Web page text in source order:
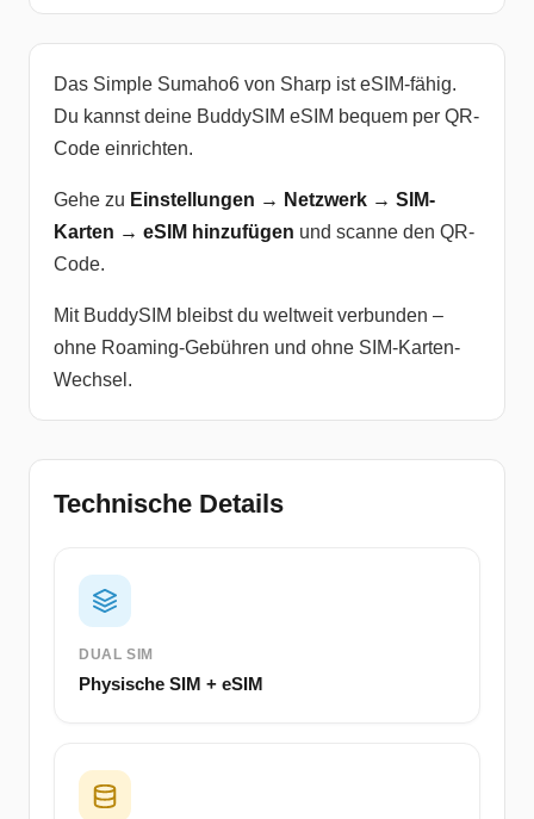
Das Simple Sumaho6 von Sharp ist eSIM-fähig.
Du kannst deine BuddySIM eSIM bequem per QR-
Code einrichten.
Gehe zu Einstellungen → Netzwerk → SIM-
Karten → eSIM hinzufügen und scanne den QR-
Code.
Mit BuddySIM bleibst du weltweit verbunden –
ohne Roaming-Gebühren und ohne SIM-Karten-
Wechsel.
Technische Details
DUAL SIM
Physische SIM + eSIM